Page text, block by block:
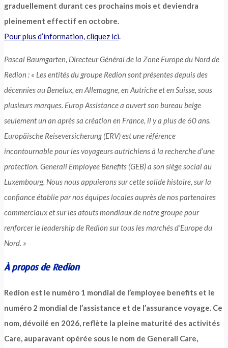
graduellement durant ces prochains mois et deviendra
pleinement effectif en octobre.
Pour plus d’information, cliquez ici.
Pascal Baumgarten, Directeur Général de la Zone Europe du Nord de
Redion : « Les entités du groupe Redion sont présentes depuis des
décennies au Benelux, en Allemagne, en Autriche et en Suisse, sous
plusieurs marques. Europ Assistance a ouvert son bureau belge
seulement un an après sa création en France, il y a plus de 60 ans.
Europäische Reiseversicherung (ERV) est une référence
incontournable pour les voyageurs autrichiens à la recherche d’une
protection. Generali Employee Benefits (GEB) a son siège social au
Luxembourg. Nous nous appuierons sur cette solide histoire, sur la
confiance établie par nos équipes locales auprès de nos partenaires
commerciaux et sur les atouts mondiaux de notre groupe pour
renforcer le leadership de Redion sur tous les marchés d’Europe du
Nord. »
À propos de Redion
Redion est le numéro 1 mondial de l’employee benefits et le
numéro 2 mondial de l’assistance et de l’assurance voyage. Ce
nom, dévoilé en 2026, reflète la pleine maturité des activités
Care, auparavant opérée sous le nom de Generali Care,